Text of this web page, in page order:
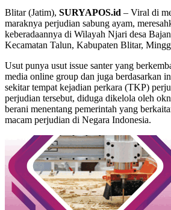
Blitar (Jatim), SURYAPOS.id – Viral di
maraknya perjudian sabung ayam,
keberadaannya di Wilayah Njari desa
Kecamatan Talun, Kabupaten Blitar,
Usut punya usut issue santer yang
media online group dan juga berdasarkan
sekitar tempat kejadian perkara (TKP)
perjudian tersebut, diduga dikelola oleh
berani menentang pemerintah yang
macam perjudian di Negara Indonesia.